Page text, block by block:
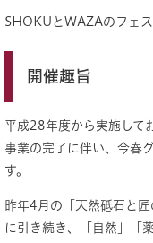
SHOKUとWAZAのフェ
開催趣旨
平成28年度から実施して
事業の完了に伴い、今春
す。
昨年4月の「天然砥石と
に引き続き、「自然」「